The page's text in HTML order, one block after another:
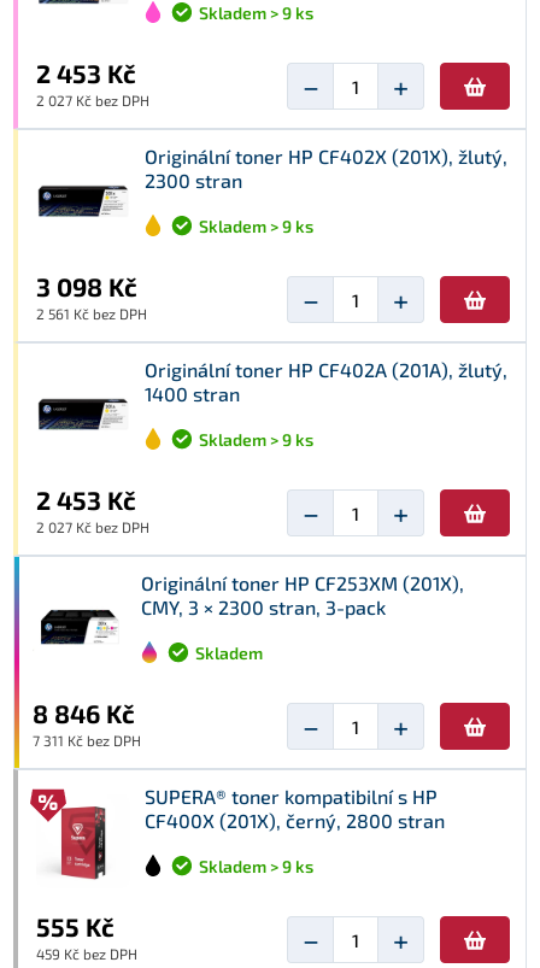
Skladem > 9 ks
2 453 Kč
2 027 Kč bez DPH − +
Originální toner HP CF402X (201X), žlutý,
2300 stran
Skladem > 9 ks
3 098 Kč
2 561 Kč bez DPH − +
Originální toner HP CF402A (201A), žlutý,
1400 stran
Skladem > 9 ks
2 453 Kč
2 027 Kč bez DPH − +
Originální toner HP CF253XM (201X),
CMY, 3 × 2300 stran, 3-pack
Skladem
8 846 Kč
7 311 Kč bez DPH − +
SUPERA® toner kompatibilní s HP
CF400X (201X), černý, 2800 stran
Skladem > 9 ks
555 Kč
459 Kč bez DPH − +